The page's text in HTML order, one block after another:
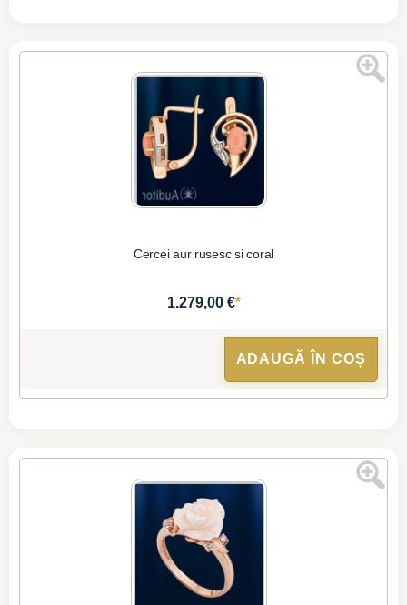
Cercei aur rusesc si coral
1.279,00 €*
ADAUGĂ ÎN COȘ